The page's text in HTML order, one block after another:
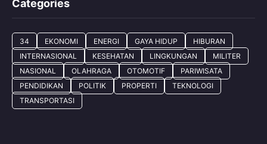
Categories
34 EKONOMI ENERGI GAYA HIDUP
HIBURAN
INTERNASIONAL
KESEHATAN LINGKUNGAN
MILITER
NASIONAL
OLAHRAGA OTOMOTIF
PARIWISATA
PENDIDIKAN
POLITIK PROPERTI
TEKNOLOGI
TRANSPORTASI